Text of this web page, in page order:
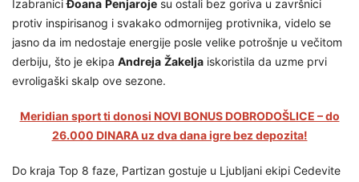
IzabraniciĐoana Penjaroje su ostali bez goriva u završnici
protiv inspirisanog i svakako odmornijeg protivnika, videlo se
jasno da im nedostaje energije posle velike potrošnje u večitom
derbiju, što je ekipa Andreja Žakelja iskoristila da uzme prvi
evroligaški skalp ove sezone.
Meridian sport ti donosi NOVI BONUS DOBRODOŠLICE – do
26.000 DINARA uz dva dana igre bez depozita!
Do kraja Top 8 faze, Partizan gostuje u Ljubljani ekipi Cedevite